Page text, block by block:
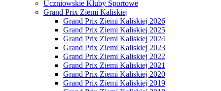
Uczniowskie Kluby Sportowe
Grand Prix Ziemi Kaliskiej
Grand Prix Ziemi Kaliskiej 2026
Grand Prix Ziemi Kaliskiej 2025
Grand Prix Ziemi Kaliskiej 2024
Grand Prix Ziemi Kaliskiej 2023
Grand Prix Ziemi Kaliskiej 2022
Grand Prix Ziemi Kaliskiej 2021
Grand Prix Ziemi Kaliskiej 2020
Grand Prix Ziemi Kaliskiej 2019